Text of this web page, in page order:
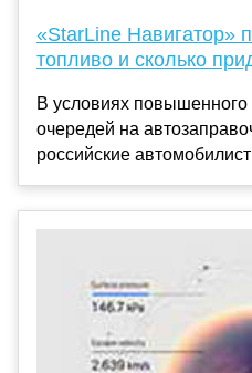
«StarLine Навигатор»
топливо и сколько
В условиях повышенного
очередей на
российские